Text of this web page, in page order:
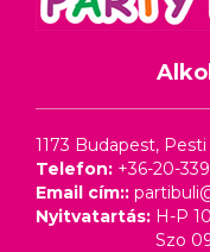
1173 Budapest,
Telefon: +36-20-
Email cím::
Nyitvatartás: H-P
Szo